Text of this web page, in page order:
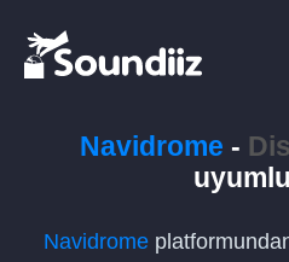
Navidrome -
Navidrome